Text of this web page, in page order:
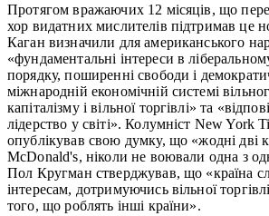
Протягом вражаючих 12 місяців, що
хор видатних мислителів підтримав це
Каган визначили для американського
«фундаментальні інтереси в
порядку, поширенні свободи і
міжнародній економічній системі
капіталізму і вільної торгівлі» та
лідерство у світі». Колумніст New York
опублікував свою думку, що «жодні дві
McDonald's, ніколи не воювали одна з
Пол Кругман стверджував, що «країна
інтересам, дотримуючись вільної
того, що роблять інші країни».